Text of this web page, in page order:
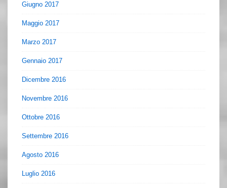
Giugno 2017
Maggio 2017
Marzo 2017
Gennaio 2017
Dicembre 2016
Novembre 2016
Ottobre 2016
Settembre 2016
Agosto 2016
Luglio 2016